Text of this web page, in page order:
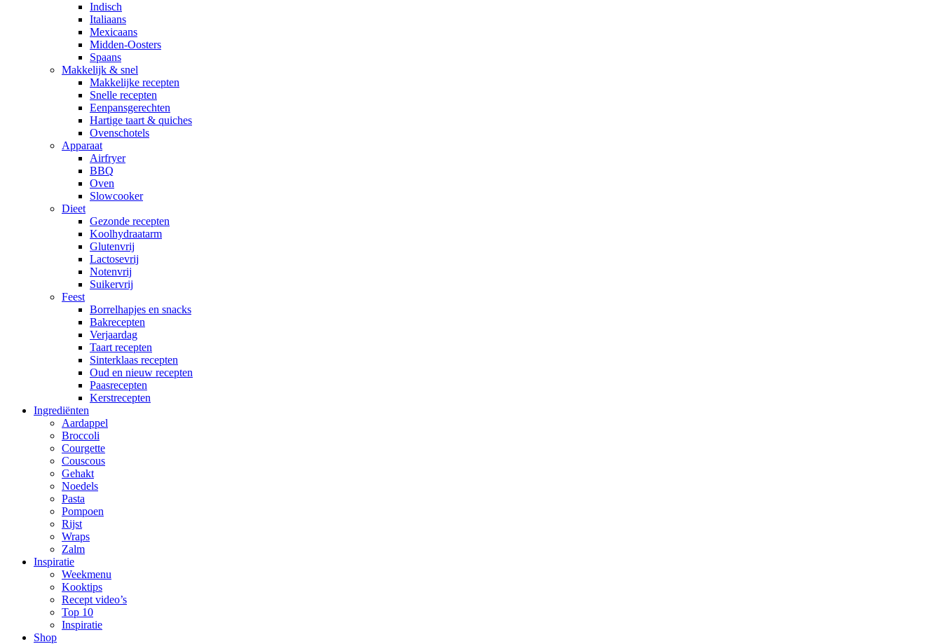
Indisch
Italiaans
Mexicaans
Midden-Oosters
Spaans
Makkelijk & snel
Makkelijke recepten
Snelle recepten
Eenpansgerechten
Hartige taart & quiches
Ovenschotels
Apparaat
Airfryer
BBQ
Oven
Slowcooker
Dieet
Gezonde recepten
Koolhydraatarm
Glutenvrij
Lactosevrij
Notenvrij
Suikervrij
Feest
Borrelhapjes en snacks
Bakrecepten
Verjaardag
Taart recepten
Sinterklaas recepten
Oud en nieuw recepten
Paasrecepten
Kerstrecepten
Ingrediënten
Aardappel
Broccoli
Courgette
Couscous
Gehakt
Noedels
Pasta
Pompoen
Rijst
Wraps
Zalm
Inspiratie
Weekmenu
Kooktips
Recept video’s
Top 10
Inspiratie
Shop